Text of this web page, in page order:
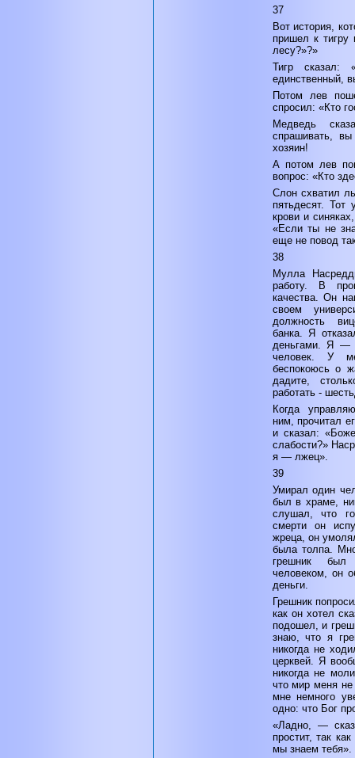
37
Вот история,
пришел к тигру
лесу?»?»
Тигр сказал:
единственный,
Потом лев
спросил: «Кто
Медведь
спрашивать,
хозяин!
А потом лев
вопрос: «Кто
Слон схватил
пятьдесят.
крови и
«Если ты не
еще не повод
38
Мулла
работу. В
качества. Он
своем
должность
банка. Я
деньгами. Я —
человек. У
беспокоюсь о
дадите,
работать -
Когда
ним, прочитал
и сказал:
слабости?»
я — лжец».
39
Умирал один
был в храме,
слушал, что
смерти он
жреца, он
была толпа.
грешник был
человеком, он
деньги.
Грешник
как он хотел
подошел, и
знаю, что я
никогда не
церквей. Я
никогда не
что мир меня
мне немного
одно: что Бог
«Ладно, —
простит, так
мы знаем тебя».